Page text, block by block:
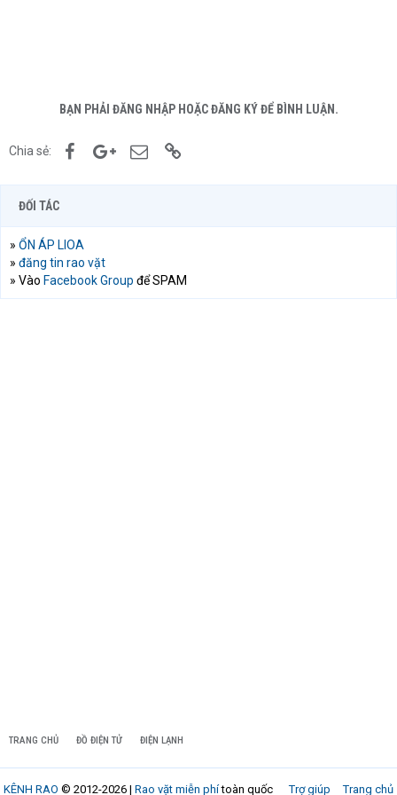
BẠN PHẢI ĐĂNG NHẬP HOẶC ĐĂNG KÝ ĐỂ BÌNH LUẬN.
Chia sẻ: FacebookGoogle+Email
ĐỐI TÁC
» ỔN ÁP LIOA
» đăng tin rao vặt
» Vào Facebook Group để SPAM
TRANG CHỦ ĐỒ ĐIỆN TỬ ĐIỆN LẠNH
Trợ giúp Trang chủ
KÊNH RAO © 2012-2026 | Rao vặt miễn phítoàn quốc